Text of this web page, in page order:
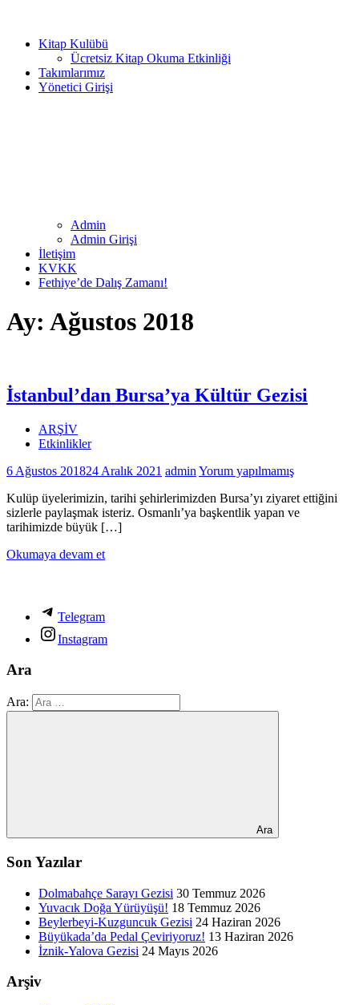
Kitap Kulübü
Ücretsiz Kitap Okuma Etkinliği
Takımlarımız
Yönetici Girişi
Admin
Admin Girişi
İletişim
KVKK
Fethiye’de Dalış Zamanı!
Ay: Ağustos 2018
İstanbul’dan Bursa’ya Kültür Gezisi
ARŞİV
Etkinlikler
6 Ağustos 201824 Aralık 2021 admin Yorum yapılmamış
Kulüp üyelerimizin, tarihi şehirlerimizden Bursa’yı ziyaret ettiğini
sizlerle paylaşmak isteriz. Osmanlı’ya başkentlik yapan ve
tarihimizde büyük […]
Okumaya devam et
Telegram
Instagram
Ara
Ara:
Ara
Son Yazılar
Dolmabahçe Sarayı Gezisi 30 Temmuz 2026
Yuvacık Doğa Yürüyüşü! 18 Temmuz 2026
Beylerbeyi-Kuzguncuk Gezisi 24 Haziran 2026
Büyükada’da Pedal Çeviriyoruz! 13 Haziran 2026
İznik-Yalova Gezisi 24 Mayıs 2026
Arşiv